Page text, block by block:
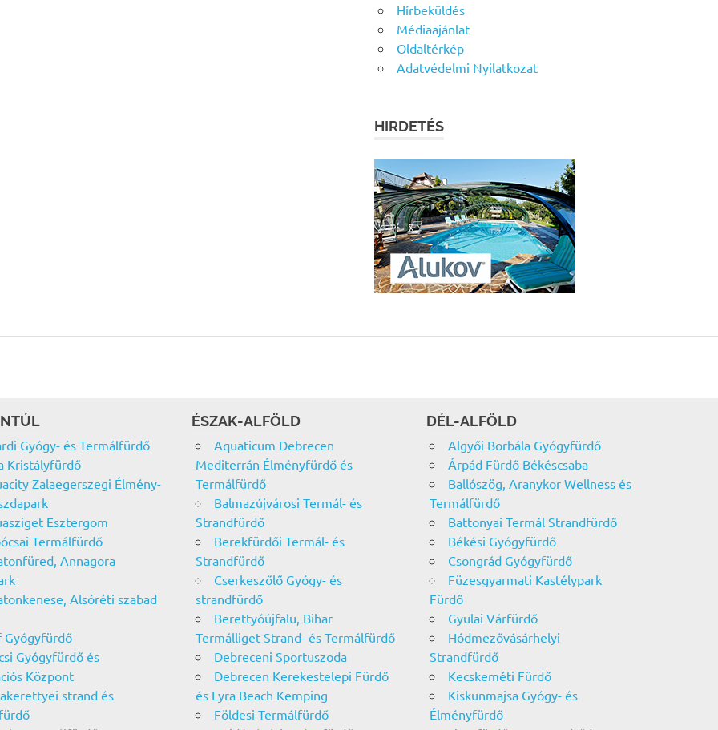
Hírbeküldés
Médiaajánlat
Oldaltérkép
Adatvédelmi Nyilatkozat
HIRDETÉS
Gyógy- és Termálfürdő
Kristályfürdő
Zalaegerszegi Élmény-
Esztergom
Termálfürdő
Annagora
Alsóréti szabad
Gyógyfürdő
Gyógyfürdő és
Központ
strand és
ÉSZAK-ALFÖLD
Aquaticum Debrecen
Mediterrán Élményfürdő és
Termálfürdő
Balmazújvárosi Termál- és
Strandfürdő
Berekfürdői Termál- és
Strandfürdő
Cserkeszőlő Gyógy- és
strandfürdő
Berettyóújfalu, Bihar
Termálliget Strand- és Termálfürdő
Debreceni Sportuszoda
Debrecen Kerekestelepi Fürdő
és Lyra Beach Kemping
Földesi Termálfürdő
DÉL-ALFÖLD
Algyői Borbála Gyógyfürdő
Árpád Fürdő Békéscsaba
Ballószög, Aranykor Wellness és
Termálfürdő
Battonyai Termál Strandfürdő
Békési Gyógyfürdő
Csongrád Gyógyfürdő
Füzesgyarmati Kastélypark
Fürdő
Gyulai Várfürdő
Hódmezővásárhelyi
Strandfürdő
Kecskeméti Fürdő
Kiskunmajsa Gyógy- és
Élményfürdő